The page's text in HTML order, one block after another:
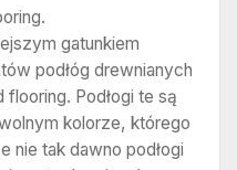
gatunkiem
podłóg drewnianych
Podłogi te są
kolorze, którego
nie tak dawno podłogi